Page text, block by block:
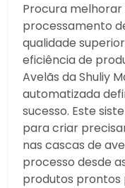
Procura melhorar
processamento
qualidade
eficiência de
Avelãs da Shuliy
automatizada
sucesso. Este
para criar
nas cascas de
processo desde
produtos prontos